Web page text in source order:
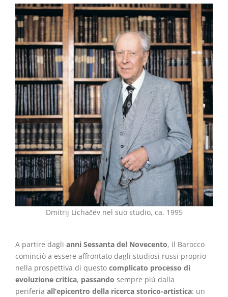
Dmitrij Lichačëv nel suo studio, ca. 1995
A partire dagli anni Sessanta del Novecento, il Barocco
cominciò a essere affrontato dagli studiosi russi proprio
nella prospettiva di questo complicato processo di
evoluzione critica, passando sempre più dalla
periferia all’epicentro della ricerca storico-artistica: un